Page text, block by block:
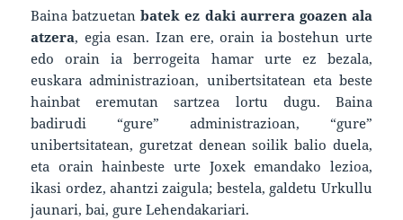
Baina batzuetanbatek ez daki aurrera goazen ala
atzera, egia esan. Izan ere, orain ia bostehun urte
edo orain ia berrogeita hamar urte ez bezala,
euskara administrazioan, unibertsitatean eta beste
hainbat eremutan sartzea lortu dugu. Baina
badirudi “gure” administrazioan, “gure”
unibertsitatean, guretzat denean soilik balio duela,
eta orain hainbeste urte Joxek emandako lezioa,
ikasi ordez, ahantzi zaigula; bestela, galdetu Urkullu
jaunari, bai, gure Lehendakariari.